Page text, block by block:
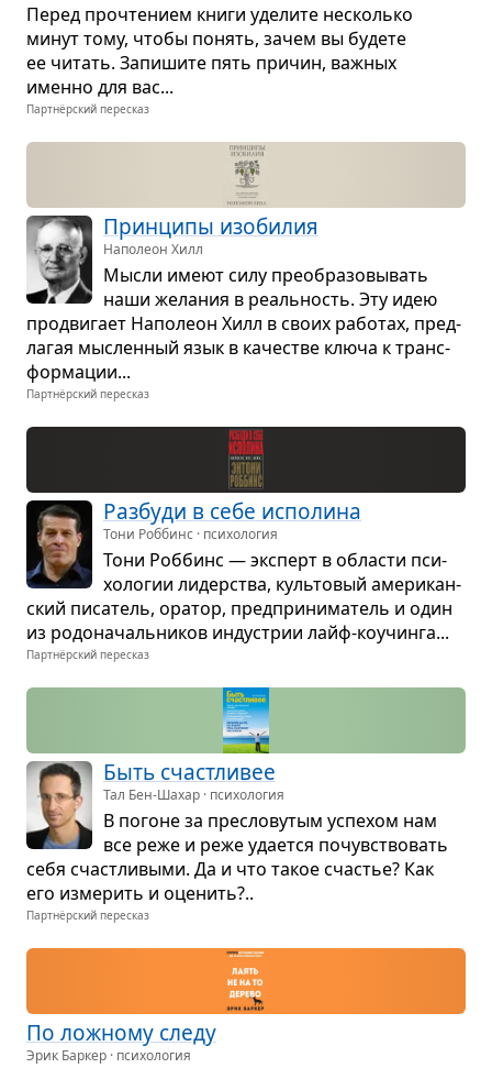
Перед про­чте­нием книги уде­лите несколько
минут тому, чтобы понять, зачем вы будете
ее читать. Запи­шите пять при­чин, важ­ных
именно для вас...
Партнёрский пересказ
Прин­ципы изоби­лия
Наполеон Хилл
Мысли имеют силу пре­об­ра­зо­вы­вать
наши жела­ния в реаль­ность. Эту идею
про­дви­гает Напо­леон Хилл в своих рабо­тах, пред­
ла­гая мыс­лен­ный язык в каче­стве ключа к транс­
фор­ма­ции...
Партнёрский пересказ
Раз­буди в себе испо­лина
Тони Роббинс · психология
Тони Роб­бинс — экс­перт в обла­сти пси­
хо­ло­гии лидер­ства, куль­то­вый аме­ри­кан­
ский писа­тель, ора­тор, пред­при­ни­ма­тель и один
из родо­на­чаль­ни­ков инду­стрии лайф-коучинга...
Партнёрский пересказ
Быть счаст­ли­вее
Тал Бен-Шахар · психология
В погоне за пре­сло­ву­тым успе­хом нам
все реже и реже уда­ется почув­ство­вать
себя счаст­ли­выми. Да и что такое сча­стье? Как
его изме­рить и оце­нить?..
Партнёрский пересказ
По лож­ному следу
Эрик Баркер · психология